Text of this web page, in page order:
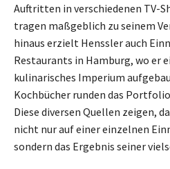
Auftritten in verschiedenen TV-
tragen maßgeblich zu seinem
hinaus erzielt Henssler auch
Restaurants in Hamburg, wo er
kulinarisches Imperium
Kochbücher runden das
Diese diversen Quellen zeigen,
nicht nur auf einer einzelnen
sondern das Ergebnis seiner